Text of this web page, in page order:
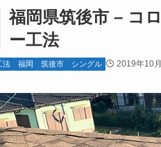
福岡県筑後市 – コ
ー工法
法 福岡 筑後市 シングル 2019年10